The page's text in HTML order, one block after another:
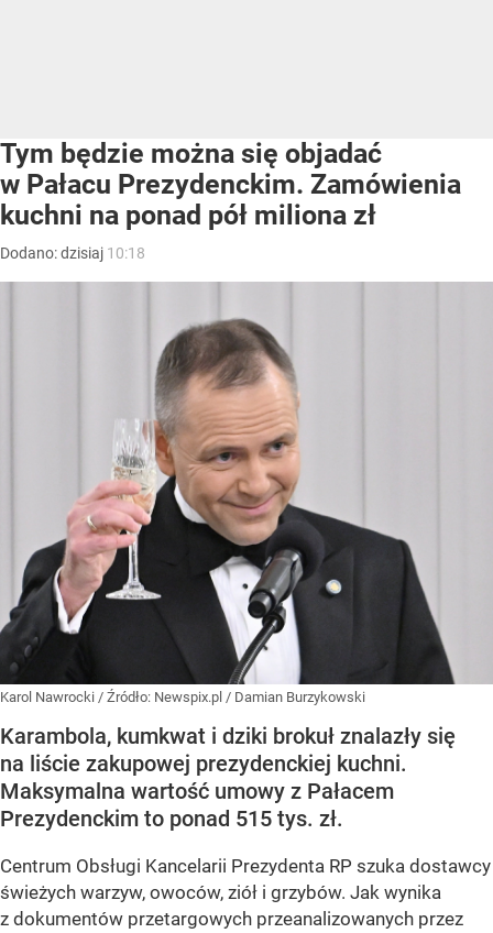
Tym będzie można się objadać
w Pałacu Prezydenckim. Zamówienia
kuchni na ponad pół miliona zł
Dodano:dzisiaj 10:18
Karol Nawrocki / Źródło: Newspix.pl / Damian Burzykowski
Karambola, kumkwat i dziki brokuł znalazły się
na liście zakupowej prezydenckiej kuchni.
Maksymalna wartość umowy z Pałacem
Prezydenckim to ponad 515 tys. zł.
Centrum Obsługi Kancelarii Prezydenta RP szuka dostawcy
świeżych warzyw, owoców, ziół i grzybów. Jak wynika
z dokumentów przetargowych przeanalizowanych przez